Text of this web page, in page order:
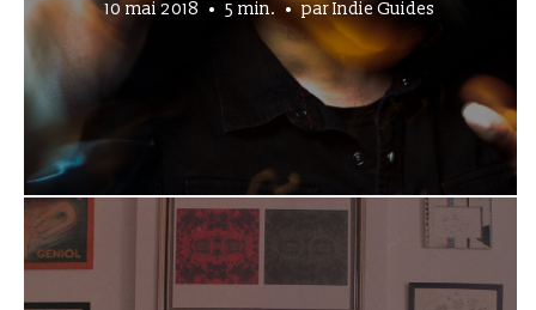
10 mai 2018 5 min. parIndie Guides